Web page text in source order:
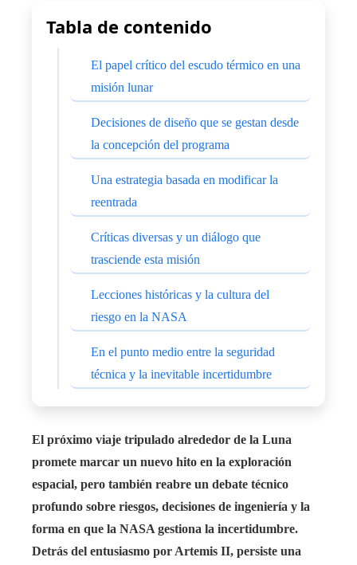
Tabla de contenido
El papel crítico del escudo térmico en una
misión lunar
Decisiones de diseño que se gestan desde
la concepción del programa
Una estrategia basada en modificar la
reentrada
Críticas diversas y un diálogo que
trasciende esta misión
Lecciones históricas y la cultura del
riesgo en la NASA
En el punto medio entre la seguridad
técnica y la inevitable incertidumbre
El próximo viaje tripulado alrededor de la Luna
promete marcar un nuevo hito en la exploración
espacial, pero también reabre un debate técnico
profundo sobre riesgos, decisiones de ingeniería y la
forma en que la NASA gestiona la incertidumbre.
Detrás del entusiasmo por Artemis II, persiste una